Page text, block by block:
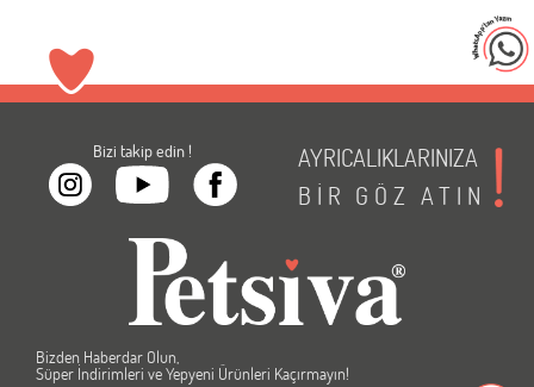
Bizi takip edin !
AYRICALIKLARINIZA
BİR GÖZ ATIN
Bizden Haberdar Olun,
Süper İndirimleri ve Yepyeni Ürünleri Kaçırmayın!